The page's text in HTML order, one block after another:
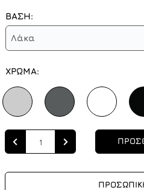
ΒΑΣΗ:
Λάκα
ΧΡΩΜΑ: